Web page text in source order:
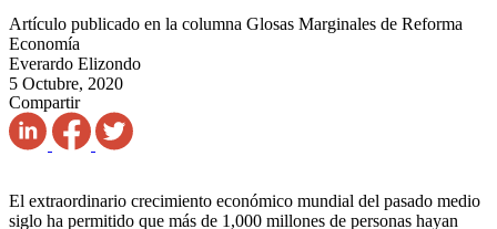
Artículo publicado en la columna Glosas Marginales de Reforma
Economía
Everardo Elizondo
5 Octubre, 2020
Compartir
El extraordinario crecimiento económico mundial del pasado medio
siglo ha permitido que más de 1,000 millones de personas hayan